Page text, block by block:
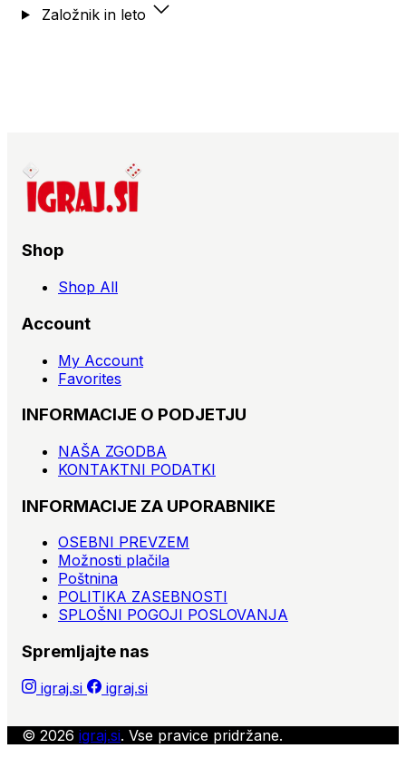
Založnik in leto
Shop
Shop All
Account
My Account
Favorites
INFORMACIJE O PODJETJU
NAŠA ZGODBA
KONTAKTNI PODATKI
INFORMACIJE ZA UPORABNIKE
OSEBNI PREVZEM
Možnosti plačila
Poštnina
POLITIKA ZASEBNOSTI
SPLOŠNI POGOJI POSLOVANJA
Spremljajte nas
igraj.si igraj.si
© 2026 igraj.si. Vse pravice pridržane.